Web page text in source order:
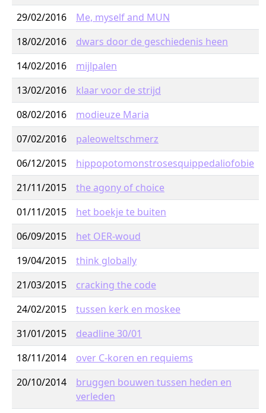
29/02/2016
Me, myself and MUN
18/02/2016
dwars door de geschiedenis heen
14/02/2016
mijlpalen
13/02/2016
klaar voor de strijd
08/02/2016
modieuze Maria
07/02/2016
paleoweltschmerz
06/12/2015
hippopotomonstrosesquippedaliofobie
21/11/2015
the agony of choice
01/11/2015
het boekje te buiten
06/09/2015
het OER-woud
19/04/2015
think globally
21/03/2015
cracking the code
24/02/2015
tussen kerk en moskee
31/01/2015
deadline 30/01
18/11/2014
over C-koren en requiems
20/10/2014
bruggen bouwen tussen heden en
verleden